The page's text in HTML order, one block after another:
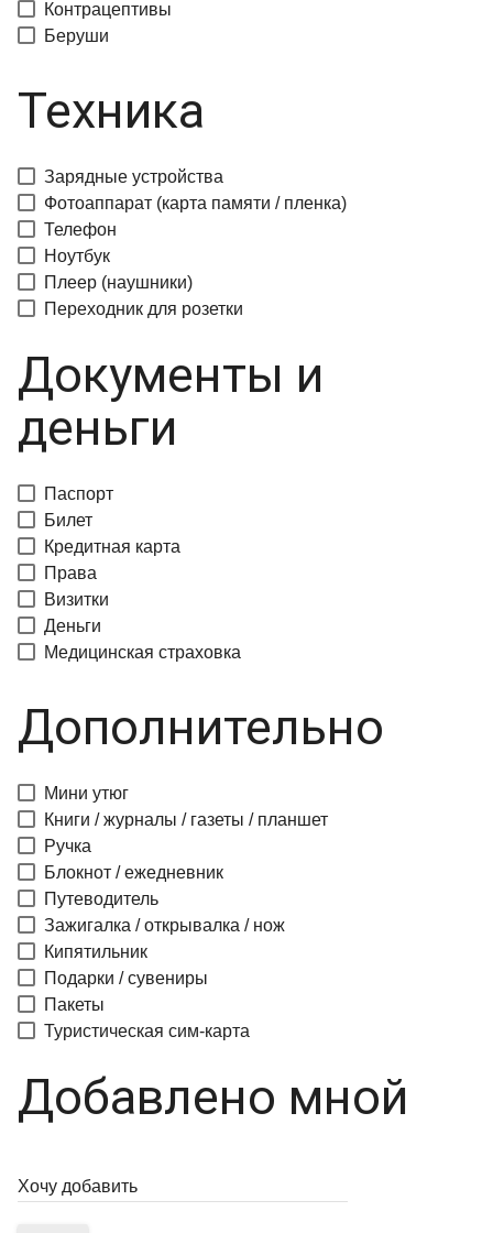
Контрацептивы
Беруши
Техника
Зарядные устройства
Фотоаппарат (карта памяти / пленка)
Телефон
Ноутбук
Плеер (наушники)
Переходник для розетки
Документы и
деньги
Паспорт
Билет
Кредитная карта
Права
Визитки
Деньги
Медицинская страховка
Дополнительно
Мини утюг
Книги / журналы / газеты / планшет
Ручка
Блокнот / ежедневник
Путеводитель
Зажигалка / открывалка / нож
Кипятильник
Подарки / сувениры
Пакеты
Туристическая сим-карта
Добавлено мной